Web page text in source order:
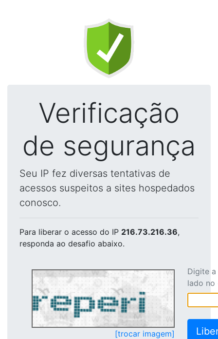
Verificação
de segurança
Seu IP fez diversas tentativas de
acessos suspeitos a sites hospedados
conosco.
Para liberar o acesso do IP 216.73.216.36,
responda ao desafio abaixo.
[trocar imagem]
Digite
lado no